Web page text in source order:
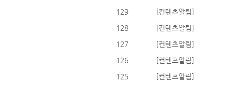
129
[컨텐츠알림]
128
[컨텐츠알림]
127
[컨텐츠알림]
126
[컨텐츠알림]
125
[컨텐츠알림]